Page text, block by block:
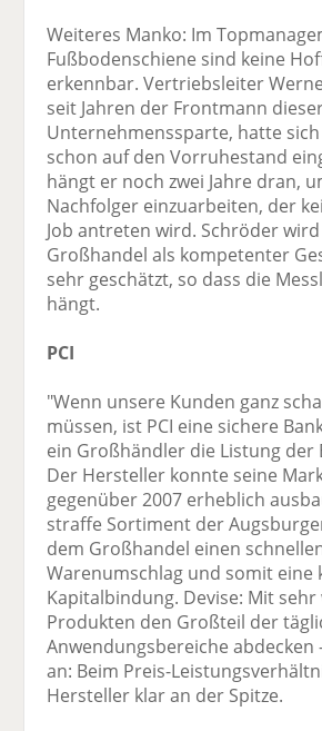
Weiteres Manko: Im
Fußbodenschiene sind keine
erkennbar. Vertriebsleiter
seit Jahren der Frontmann
Unternehmenssparte, hatte
schon auf den Vorruhestand
hängt er noch zwei Jahre dran,
Nachfolger einzuarbeiten, der
Job antreten wird. Schröder
Großhandel als kompetenter
sehr geschätzt, so dass die
hängt.
PCI
"Wenn unsere Kunden ganz
müssen, ist PCI eine sichere
ein Großhändler die Listung der
Der Hersteller konnte seine
gegenüber 2007 erheblich
straffe Sortiment der
dem Großhandel einen
Warenumschlag und somit eine
Kapitalbindung. Devise: Mit sehr
Produkten den Großteil der
Anwendungsbereiche abdecken
an: Beim Preis-
Hersteller klar an der Spitze.